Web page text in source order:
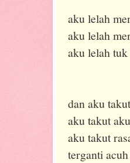
aku lelah
aku lelah
aku lelah tuk
dan aku takut
aku takut
aku takut
terganti